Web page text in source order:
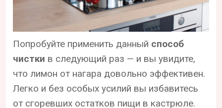
Попробуйте применить данный способ
чистки в следующий раз — и вы увидите,
что лимон от нагара довольно эффективен.
Легко и без особых усилий вы избавитесь
от сгоревших остатков пищи в кастрюле.